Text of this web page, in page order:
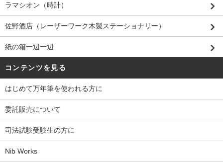
ラマシオン（時計）
佐野酒店（レーザーワーク木製ステーショナリー）
紙の箱一辺一辺
コンテンツを見る
はじめて万年筆を使われる方に
委託販売について
司法試験受験生の方に
Nib Works